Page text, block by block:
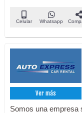
Celular Whatsapp
Ver más
Somos una empresa